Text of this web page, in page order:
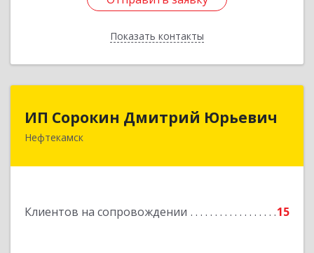
Показать контакты
Назад
ИП Сорокин Дмитрий Юрьевич
Нефтекамск
Клиентов на сопровождении 15
ИП Сорокин Дмитрий Юрьевич
452684, Башкортостан Респ, Нефтекамск г,